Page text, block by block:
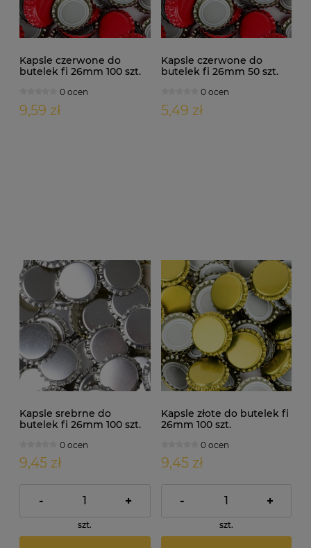
Kapsle czerwone do
butelek fi 26mm 100 szt.
0 ocen
9,59 zł
Kapsle czerwone do
butelek fi 26mm 50 szt.
0 ocen
5,49 zł
Kapsle srebrne do
butelek fi 26mm 100 szt.
0 ocen
9,45 zł
- +
szt.
Kapsle złote do butelek fi
26mm 100 szt.
0 ocen
9,45 zł
- +
szt.